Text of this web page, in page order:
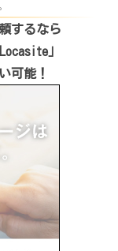
するなら
」
可能！